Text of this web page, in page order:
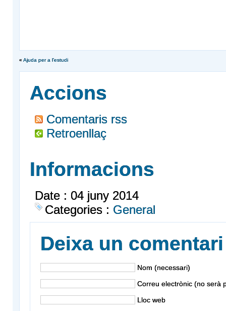
« Ajuda per a l’estudi
Accions
Comentaris rss
Retroenllaç
Informacions
Date : 04 juny 2014
Categories : General
Deixa un comentari
Nom (necessari)
Correu electrònic (no serà
Lloc web